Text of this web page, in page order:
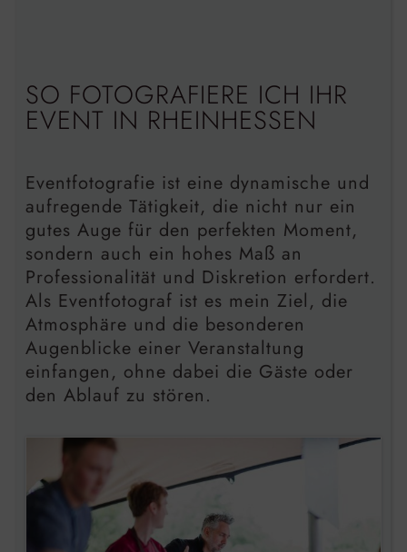
SO FOTOGRAFIERE ICH IHR
EVENT IN RHEINHESSEN
Eventfotografie ist eine dynamische und
aufregende Tätigkeit, die nicht nur ein
gutes Auge für den perfekten Moment,
sondern auch ein hohes Maß an
Professionalität und Diskretion erfordert.
Als Eventfotograf ist es mein Ziel, die
Atmosphäre und die besonderen
Augenblicke einer Veranstaltung
einfangen, ohne dabei die Gäste oder
den Ablauf zu stören.